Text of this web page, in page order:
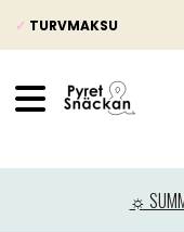
✓ TURVMAKSU
☼